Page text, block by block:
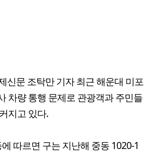
신문 조탁만 기자최근 해운대 미포
차량 통행 문제로 관광객과 주민들
지고 있다.
따르면 구는 지난해 중동 1020-1